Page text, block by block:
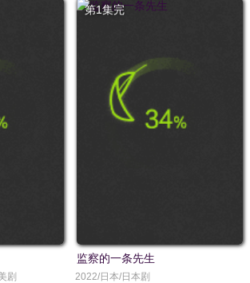
剧
第1集完
监察的一条先生
2022/日本/日本剧